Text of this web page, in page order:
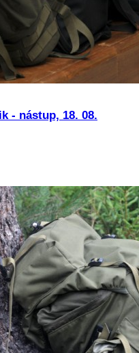
- nástup, 18. 08.